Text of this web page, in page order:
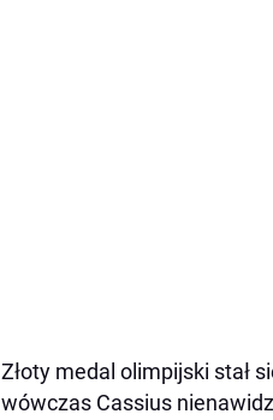
Złoty medal olimpijski stał
wówczas Cassius